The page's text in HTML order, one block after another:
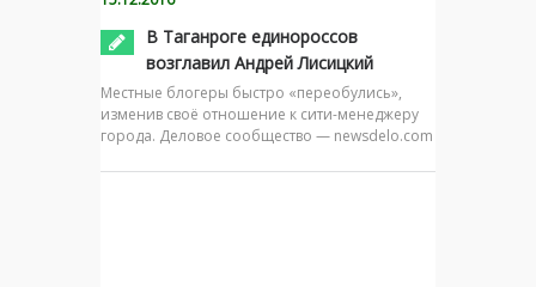
В Таганроге единороссов
возглавил Андрей Лисицкий
Местные блогеры быстро «переобулись»,
изменив своё отношение к сити-менеджеру
города. Деловое сообщество — newsdelo.com